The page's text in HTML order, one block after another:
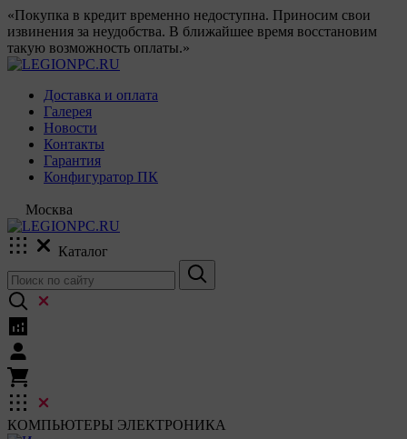
«Покупка в кредит временно недоступна. Приносим свои
извинения за неудобства. В ближайшее время восстановим
такую возможность оплаты.»
Доставка и оплата
Галерея
Новости
Контакты
Гарантия
Конфигуратор ПК
Москва
Каталог
КОМПЬЮТЕРЫ ЭЛЕКТРОНИКА